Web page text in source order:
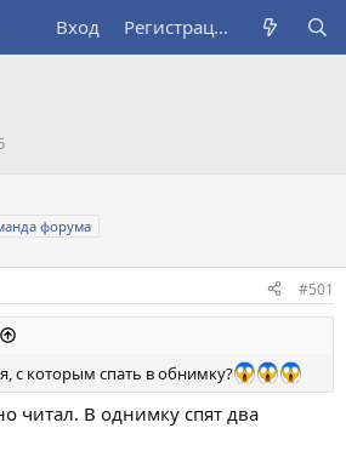
Вход Регистрация
форума
#501
с которым спать в обнимку?
читал. В однимку спят два